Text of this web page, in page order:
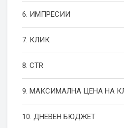
6. ИМПРЕСИИ
7. КЛИК
8. CTR
9. МАКСИМАЛНА ЦЕНА НА
10. ДНЕВЕН БЮДЖЕТ